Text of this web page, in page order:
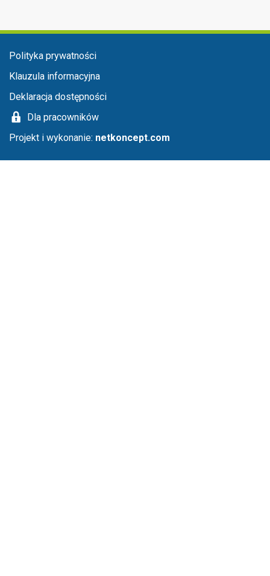
Menu stopka
Polityka prywatności
Klauzula informacyjna
Deklaracja dostępności
Dla pracowników
Projekt i wykonanie: netkoncept.com